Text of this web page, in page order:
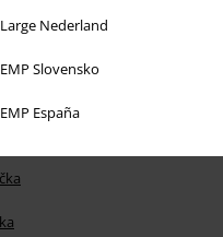
Large Nederland
EMP Slovensko
EMP España